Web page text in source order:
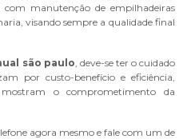
com manutenção de empilhadeiras
visando sempre a qualidade final
são paulo , deve-se ter o cuidado
por custo-benefício e eficiência,
o comprometimento da
agora mesmo e fale com um de